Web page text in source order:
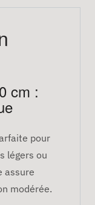
cm :
pour
légers ou
assure
modérée.